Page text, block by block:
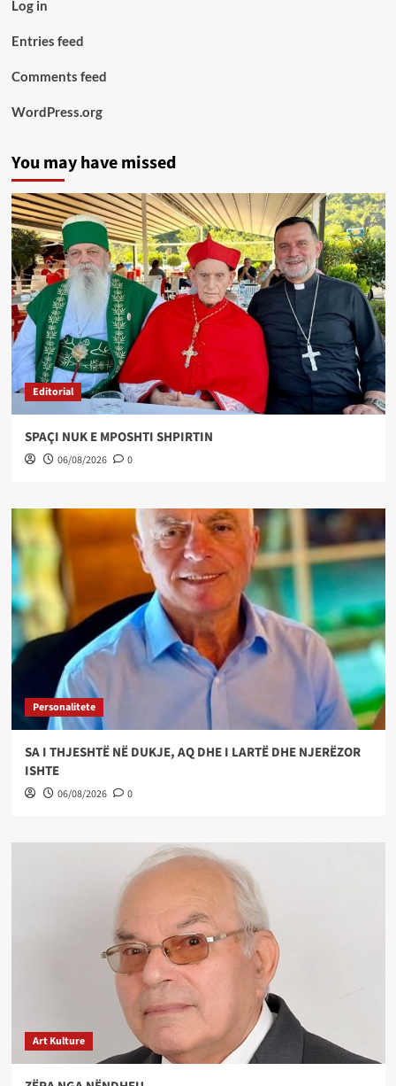
Log in
Entries feed
Comments feed
WordPress.org
You may have missed
Editorial
SPAÇI NUK E MPOSHTI SHPIRTIN
06/08/2026 0
Personalitete
SA I THJESHTË NË DUKJE, AQ DHE I LARTË DHE NJERËZOR
ISHTE
06/08/2026 0
Art Kulture